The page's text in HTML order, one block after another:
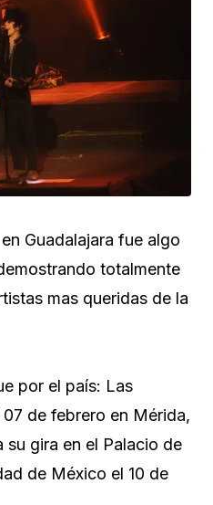
Guadalajara fue algo
totalmente
mas queridas de la
por el país: Las
de febrero en Mérida,
su gira en el Palacio de
de México el 10 de